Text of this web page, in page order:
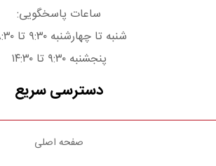
ساعات پاسخگویی:
شنبه تا چهارشنبه ۹:۳۰ تا ۱۸:۳۰
پنجشنبه ۹:۳۰ تا ۱۴:۳۰
دسترسی سریع
صفحه اصلی